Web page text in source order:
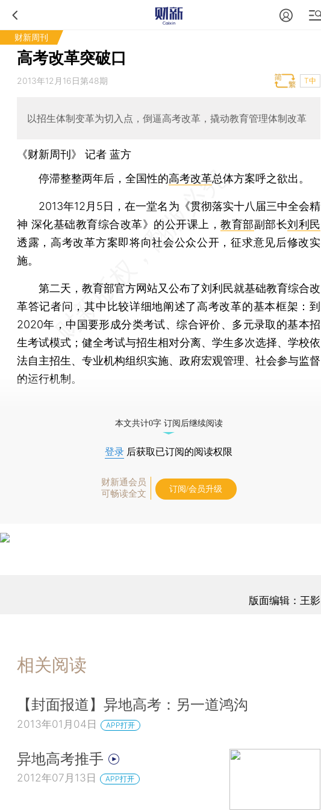
财新周刊
高考改革突破口
2013年12月16日第48期 T中
以招生体制变革为切入点，倒逼高考改革，撬动教育管理体制改革
《财新周刊》 记者 蓝方
停滞整整两年后，全国性的高考改革总体方案呼之欲出。
2013年12月5日，在一堂名为《贯彻落实十八届三中全会精
神 深化基础教育综合改革》的公开课上，教育部副部长刘利民
透露，高考改革方案即将向社会公众公开，征求意见后修改实
施。
第二天，教育部官方网站又公布了刘利民就基础教育综合改
革答记者问，其中比较详细地阐述了高考改革的基本框架：到
2020年，中国要形成分类考试、综合评价、多元录取的基本招
生考试模式；健全考试与招生相对分离、学生多次选择、学校依
法自主招生、专业机构组织实施、政府宏观管理、社会参与监督
的运行机制。
本文共计0字 订阅后继续阅读
登录 后获取已订阅的阅读权限
财新通会员
可畅读全文
订阅/会员升级
版面编辑：王影
相关阅读
【封面报道】异地高考：另一道鸿沟
2013年01月04日 APP打开
异地高考推手
2012年07月13日 APP打开